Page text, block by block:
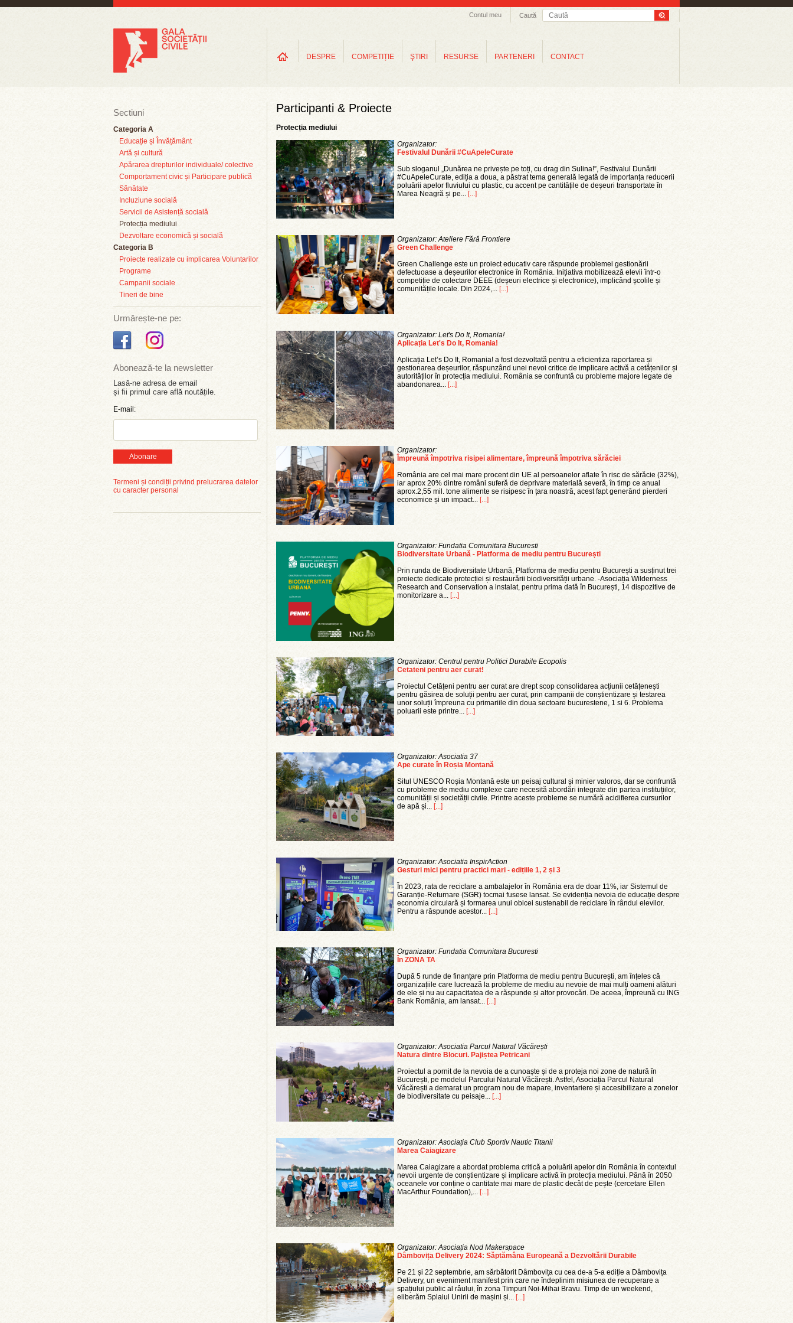
Caută
Contul meu
DESPRE COMPETIȚIE ŞTIRI RESURSE PARTENERI CONTACT
Sectiuni
Categoria A
Educație și Învățământ
Artă și cultură
Apărarea drepturilor individuale/ colective
Comportament civic și Participare publică
Sănătate
Incluziune socială
Servicii de Asistență socială
Protecția mediului
Dezvoltare economică și socială
Categoria B
Proiecte realizate cu implicarea Voluntarilor
Programe
Campanii sociale
Tineri de bine
Urmărește-ne pe:
Abonează-te la newsletter
Lasă-ne adresa de email
și fii primul care află noutățile.
E-mail:
Abonare
Termeni și condiții privind prelucrarea datelor
cu caracter personal
Participanti & Proiecte
Protecția mediului
Organizator:
Festivalul Dunării #CuApeleCurate
Sub sloganul „Dunărea ne privește pe toți, cu drag din Sulina!”, Festivalul Dunării
#CuApeleCurate, ediția a doua, a păstrat tema generală legată de importanța reducerii
poluării apelor fluviului cu plastic, cu accent pe cantitățile de deșeuri transportate în
Marea Neagră și pe... [...]
Organizator: Ateliere Fără Frontiere
Green Challenge
Green Challenge este un proiect educativ care răspunde problemei gestionării
defectuoase a deșeurilor electronice în România. Inițiativa mobilizează elevii într-o
competiție de colectare DEEE (deșeuri electrice și electronice), implicând școlile și
comunitățile locale. Din 2024,... [...]
Organizator: Let's Do It, Romania!
Aplicația Let's Do It, Romania!
Aplicația Let’s Do It, Romania! a fost dezvoltată pentru a eficientiza raportarea și
gestionarea deșeurilor, răspunzând unei nevoi critice de implicare activă a cetățenilor și
autorităților în protecția mediului. România se confruntă cu probleme majore legate de
abandonarea... [...]
Organizator:
Împreună împotriva risipei alimentare, împreună împotriva sărăciei
România are cel mai mare procent din UE al persoanelor aflate în risc de sărăcie (32%),
iar aprox 20% dintre români suferă de deprivare materială severă, în timp ce anual
aprox.2,55 mil. tone alimente se risipesc în țara noastră, acest fapt generând pierderi
economice și un impact... [...]
Organizator: Fundatia Comunitara Bucuresti
Biodiversitate Urbană - Platforma de mediu pentru București
Prin runda de Biodiversitate Urbană, Platforma de mediu pentru București a susținut trei
proiecte dedicate protecției și restaurării biodiversității urbane. -Asociația Wilderness
Research and Conservation a instalat, pentru prima dată în București, 14 dispozitive de
monitorizare a... [...]
Organizator: Centrul pentru Politici Durabile Ecopolis
Cetateni pentru aer curat!
Proiectul Cetățeni pentru aer curat are drept scop consolidarea acțiunii cetățenești
pentru găsirea de soluții pentru aer curat, prin campanii de conștientizare și testarea
unor soluții împreuna cu primariile din doua sectoare bucurestene, 1 si 6. Problema
poluarii este printre... [...]
Organizator: Asociatia 37
Ape curate în Roșia Montană
Situl UNESCO Roșia Montană este un peisaj cultural și minier valoros, dar se confruntă
cu probleme de mediu complexe care necesită abordări integrate din partea instituțiilor,
comunității și societății civile. Printre aceste probleme se numără acidifierea cursurilor
de apă și... [...]
Organizator: Asociatia InspirAction
Gesturi mici pentru practici mari - edițiile 1, 2 și 3
În 2023, rata de reciclare a ambalajelor în România era de doar 11%, iar Sistemul de
Garanție-Returnare (SGR) tocmai fusese lansat. Se evidenția nevoia de educație despre
economia circulară și formarea unui obicei sustenabil de reciclare în rândul elevilor.
Pentru a răspunde acestor... [...]
Organizator: Fundatia Comunitara Bucuresti
În ZONA TA
După 5 runde de finanțare prin Platforma de mediu pentru București, am înțeles că
organizațiile care lucrează la probleme de mediu au nevoie de mai mulți oameni alături
de ele și nu au capacitatea de a răspunde și altor provocări. De aceea, împreună cu ING
Bank România, am lansat... [...]
Organizator: Asociatia Parcul Natural Văcărești
Natura dintre Blocuri. Pajiștea Petricani
Proiectul a pornit de la nevoia de a cunoaște și de a proteja noi zone de natură în
București, pe modelul Parcului Natural Văcărești. Astfel, Asociația Parcul Natural
Văcărești a demarat un program nou de mapare, inventariere și accesibilizare a zonelor
de biodiversitate cu peisaje... [...]
Organizator: Asociația Club Sportiv Nautic Titanii
Marea Caiagizare
Marea Caiagizare a abordat problema critică a poluării apelor din România în contextul
nevoii urgente de conștientizare și implicare activă în protecția mediului. Până în 2050
oceanele vor conține o cantitate mai mare de plastic decât de pește (cercetare Ellen
MacArthur Foundation),... [...]
Organizator: Asociația Nod Makerspace
Dâmbovița Delivery 2024: Săptămâna Europeană a Dezvoltării Durabile
Pe 21 și 22 septembrie, am sărbătorit Dâmbovița cu cea de-a 5-a ediție a Dâmbovița
Delivery, un eveniment manifest prin care ne îndeplinim misiunea de recuperare a
spațiului public al râului, în zona Timpuri Noi-Mihai Bravu. Timp de un weekend,
eliberăm Splaiul Unirii de mașini și... [...]